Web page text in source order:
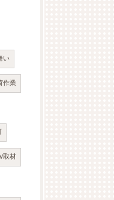
い
作業
取材